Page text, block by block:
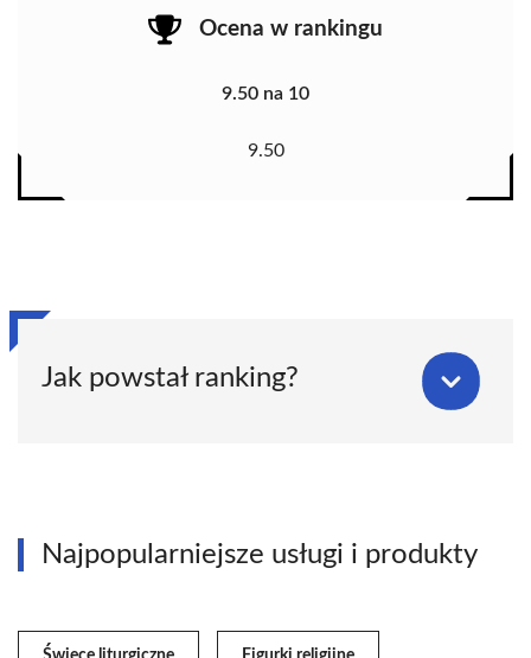
Ocena w rankingu
9.50 na 10
9.50
Jak powstał ranking?
Najpopularniejsze usługi i produkty